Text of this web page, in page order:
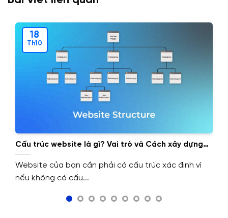
Cấu trúc website là gì? Vai trò và Cách xây dựng
cấu trúc website.
Website của bạn cần phải có cấu trúc xác định vì
nếu không có cấu...
18
Th10